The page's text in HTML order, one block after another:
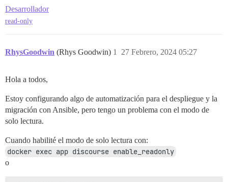
Desarrollador
read-only
RhysGoodwin (Rhys Goodwin) 27 Febrero, 2024 05:27
1
Hola a todos,
Estoy configurando algo de automatización para el despliegue y la
migración con Ansible, pero tengo un problema con el modo de
solo lectura.
Cuando habilité el modo de solo lectura con:
docker exec app discourse enable_readonly
o